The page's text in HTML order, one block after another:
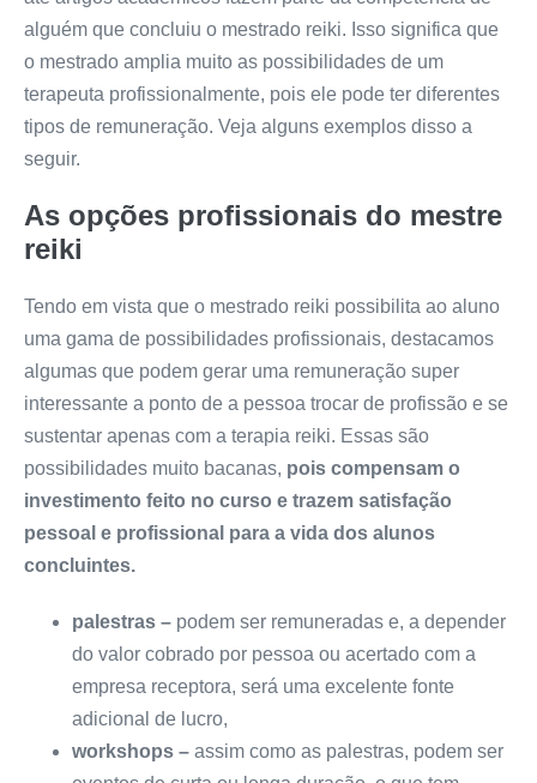
alguém que concluiu o mestrado reiki. Isso significa que
o mestrado amplia muito as possibilidades de um
terapeuta profissionalmente, pois ele pode ter diferentes
tipos de remuneração. Veja alguns exemplos disso a
seguir.
As opções profissionais do mestre
reiki
Tendo em vista que o mestrado reiki possibilita ao aluno
uma gama de possibilidades profissionais, destacamos
algumas que podem gerar uma remuneração super
interessante a ponto de a pessoa trocar de profissão e se
sustentar apenas com a terapia reiki. Essas são
possibilidades muito bacanas, pois compensam o
investimento feito no curso e trazem satisfação
pessoal e profissional para a vida dos alunos
concluintes.
palestras – podem ser remuneradas e, a depender
do valor cobrado por pessoa ou acertado com a
empresa receptora, será uma excelente fonte
adicional de lucro,
workshops – assim como as palestras, podem ser